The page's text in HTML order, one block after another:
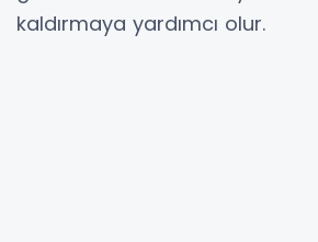
kaldırmaya yardımcı olur.